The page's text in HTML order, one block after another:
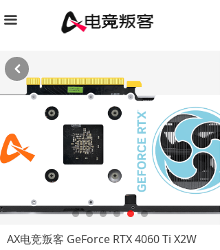
끀
AX电竞叛客 GeForce RTX 4060 Ti X2W
낒